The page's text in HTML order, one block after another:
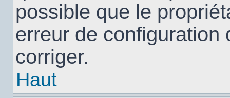
possible que le
erreur de configuration
corriger.
Haut